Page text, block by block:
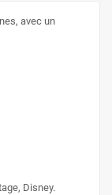
avec un
Disney.